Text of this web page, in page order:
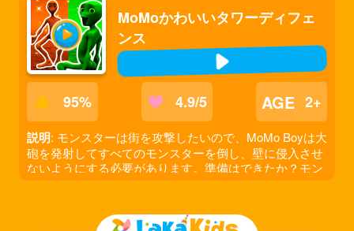
MoMoかわいいタワーディフェ
ンス
95% 4.9/5 AGE 2+
説明: モンスターは街を攻撃したいので、MoMo Boyは大
砲を発射してすべてのモンスターを倒し、壁に侵入させ
ないようにする必要があります。準備はできたか？モン